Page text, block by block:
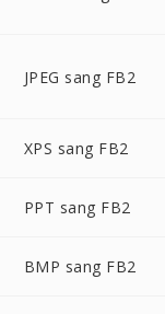
JPEG sang FB2
XPS sang FB2
PPT sang FB2
BMP sang FB2